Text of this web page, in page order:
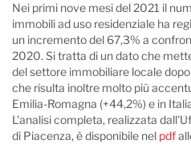
Nei primi nove mesi del 2021 il
immobili ad uso residenziale ha
un incremento del 67,3% a
2020. Si tratta di un dato che
del settore immobiliare locale
che risulta inoltre molto più
Emilia-Romagna (+44,2%) e in
L'analisi completa, realizzata
di Piacenza, è disponibile nel pdf